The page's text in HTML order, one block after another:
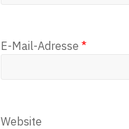
E-Mail-Adresse *
Website